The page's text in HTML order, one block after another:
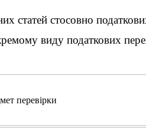
статей стосовно
виду податкових
перевірки